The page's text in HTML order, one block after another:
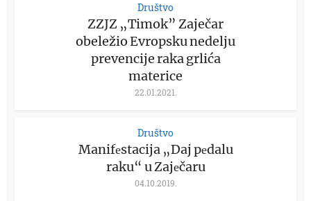
Društvo
ZZJZ „Timok” Zaječar
obeležio Evropsku nedelju
prevencije raka grlića
materice
22.01.2021.
Društvo
Manifеstacija „Daj pеdalu
raku“ u Zajеčaru
04.10.2019.